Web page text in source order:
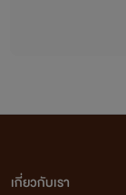
เกี่ยวกับเรา